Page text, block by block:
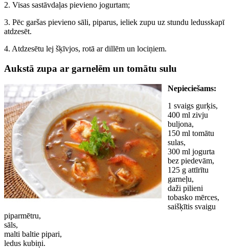
2. Visas sastāvdaļas pievieno jogurtam;
3. Pēc garšas pievieno sāli, piparus, ieliek zupu uz stundu ledusskapī
atdzesēt.
4. Atdzesētu lej šķīvjos, rotā ar dillēm un lociņiem.
Aukstā zupa ar garnelēm un tomātu sulu
Nepieciešams:
1 svaigs gurķis,
400 ml zivju
buljona,
150 ml tomātu
sulas,
300 ml jogurta
bez piedevām,
125 g attīrītu
garneļu,
daži pilieni
tobasko mērces,
saišķītis svaigu
piparmētru,
sāls,
malti baltie pipari,
ledus kubiņi.